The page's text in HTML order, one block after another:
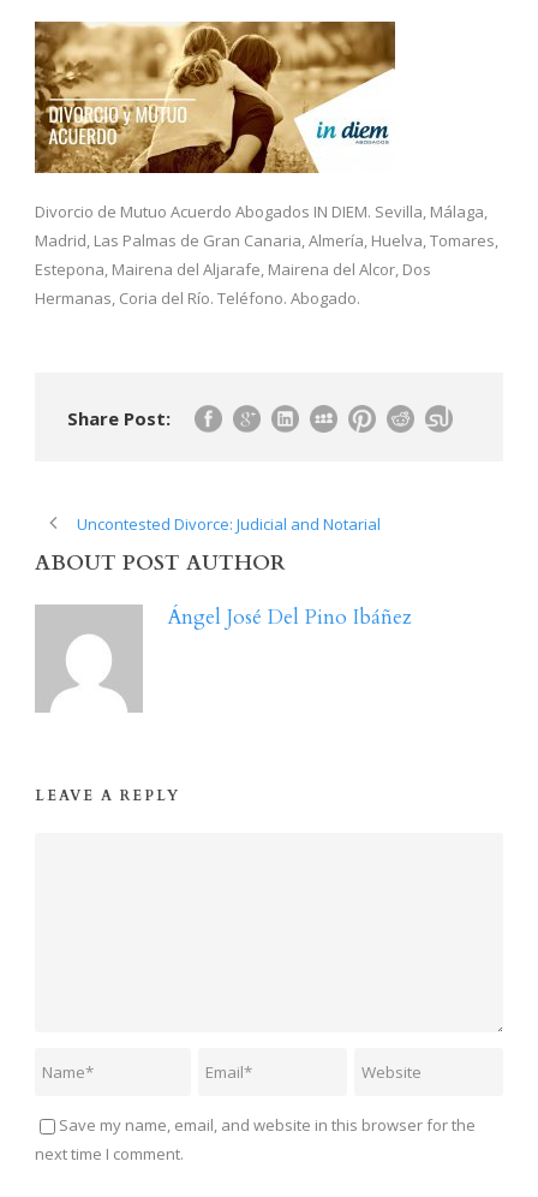
Divorcio de Mutuo Acuerdo Abogados IN DIEM. Sevilla, Málaga,
Madrid, Las Palmas de Gran Canaria, Almería, Huelva, Tomares,
Estepona, Mairena del Aljarafe, Mairena del Alcor, Dos
Hermanas, Coria del Río. Teléfono. Abogado.
Share Post:
Uncontested Divorce: Judicial and Notarial
ABOUT POST AUTHOR
Ángel José Del Pino Ibáñez
LEAVE A REPLY
Save my name, email, and website in this browser for the
next time I comment.